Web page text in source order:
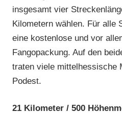
insgesamt vier
Kilometern wählen. Für alle
eine kostenlose und vor
Fangopackung. Auf den
traten viele mittelhessische
Podest.
21 Kilometer / 500